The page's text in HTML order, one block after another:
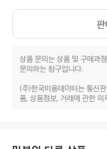
상품 문의는 상품 및 구매과
문의하는 창구입니다.
(주)한국미용데이터는 통신
품, 상품정보, 거래에 관한 의